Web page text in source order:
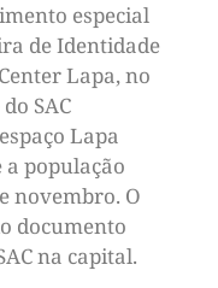
especial
de Identidade
Lapa, no
SAC
Lapa
a população
novembro. O
documento
na capital.